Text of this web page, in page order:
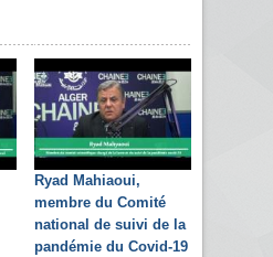
Ryad Mahiaoui,
membre du Comité
national de suivi de la
pandémie du Covid-19